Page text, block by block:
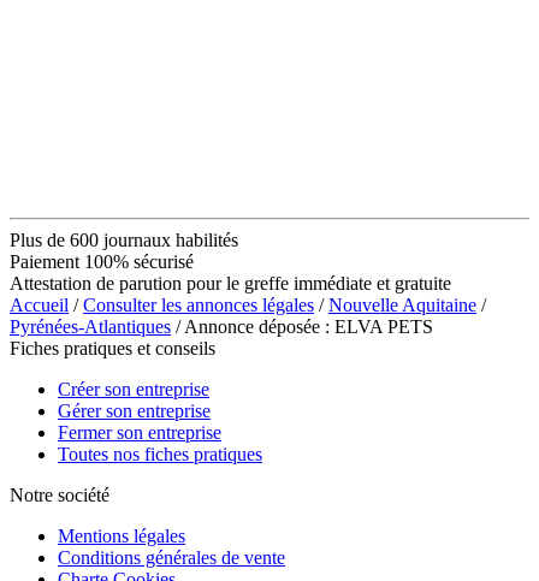
Plus de 600 journaux habilités
Paiement 100% sécurisé
Attestation de parution pour le greffe immédiate et gratuite
Accueil /Consulter les annonces légales /Nouvelle Aquitaine /
Pyrénées-Atlantiques / Annonce déposée : ELVA PETS
Fiches pratiques et conseils
Créer son entreprise
Gérer son entreprise
Fermer son entreprise
Toutes nos fiches pratiques
Notre société
Mentions légales
Conditions générales de vente